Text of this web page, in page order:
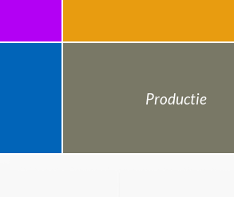
Productie